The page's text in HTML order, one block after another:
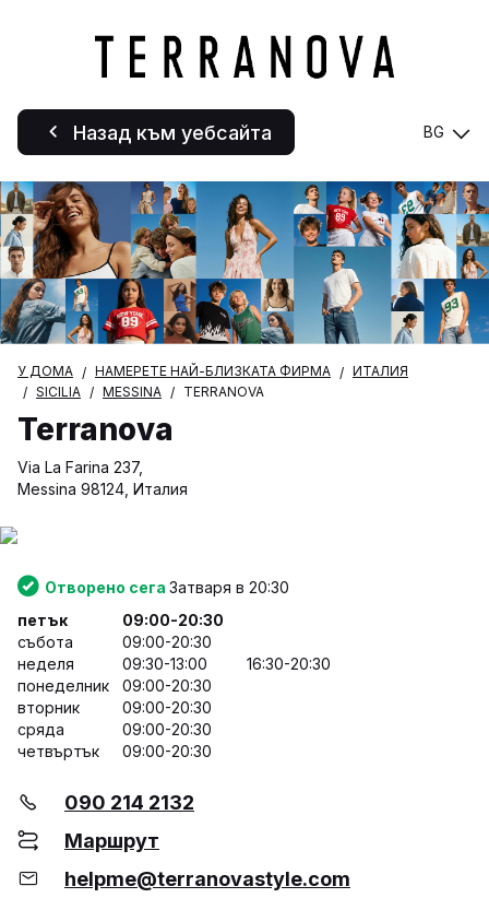
Назад към уебсайта BG
У ДОМА НАМЕРЕТЕ НАЙ-БЛИЗКАТА ФИРМА
ИТАЛИЯ
SICILIA
MESSINA TERRANOVA
Terranova
Via La Farina 237,
Messina 98124, Италия
Отворено сега Затваря в 20:30
петък
09:00-20:30
събота
09:00-20:30
неделя
09:30-13:00
16:30-20:30
понеделник
09:00-20:30
вторник
09:00-20:30
сряда
09:00-20:30
четвъртък
09:00-20:30
090 214 2132
Маршрут
helpme@terranovastyle.com